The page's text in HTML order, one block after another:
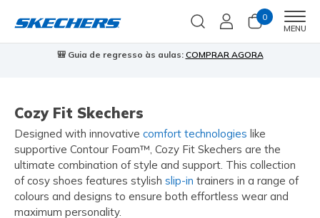
0
MENU
🎒 Guia de regresso às aulas: COMPRAR AGORA
Cozy Fit Skechers
Designed with innovative comfort technologies like
supportive Contour Foam™, Cozy Fit Skechers are the
ultimate combination of style and support. This collection
of cosy shoes features stylish slip-in trainers in a range of
colours and designs to ensure both effortless wear and
maximum personality.